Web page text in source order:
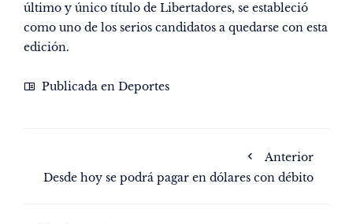
último y único título de Libertadores, se estableció
como uno de los serios candidatos a quedarse con esta
edición.
Publicada en Deportes
Anterior
Desde hoy se podrá pagar en dólares con débito